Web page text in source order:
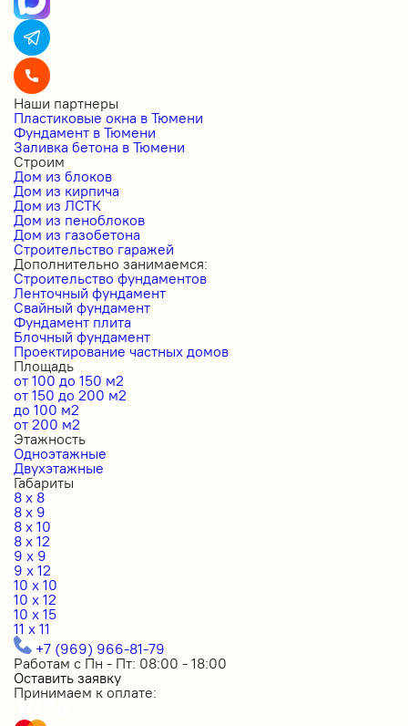
Наши партнеры
Пластиковые окна в Тюмени
Фундамент в Тюмени
Заливка бетона в Тюмени
Строим
Дом из блоков
Дом из кирпича
Дом из ЛСТК
Дом из пеноблоков
Дом из газобетона
Строительство гаражей
Дополнительно занимаемся:
Строительство фундаментов
Ленточный фундамент
Свайный фундамент
Фундамент плита
Блочный фундамент
Проектирование частных домов
Площадь
от 100 до 150 м2
от 150 до 200 м2
до 100 м2
от 200 м2
Этажность
Одноэтажные
Двухэтажные
Габариты
8 x 8
8 x 9
8 x 10
8 x 12
9 x 9
9 x 12
10 x 10
10 x 12
10 x 15
11 x 11
+7 (969) 966-81-79
Работам с Пн - Пт: 08:00 - 18:00
Оставить заявку
Принимаем к оплате: